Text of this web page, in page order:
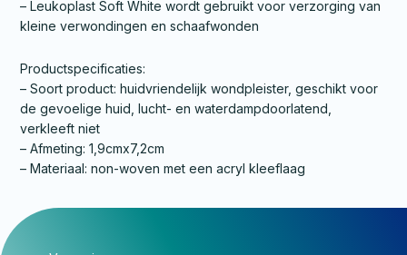
– Leukoplast Soft White wordt gebruikt voor verzorging van
kleine verwondingen en schaafwonden
Productspecificaties:
– Soort product: huidvriendelijk wondpleister, geschikt voor
de gevoelige huid, lucht- en waterdampdoorlatend,
verkleeft niet
– Afmeting: 1,9cmx7,2cm
– Materiaal: non-woven met een acryl kleeflaag